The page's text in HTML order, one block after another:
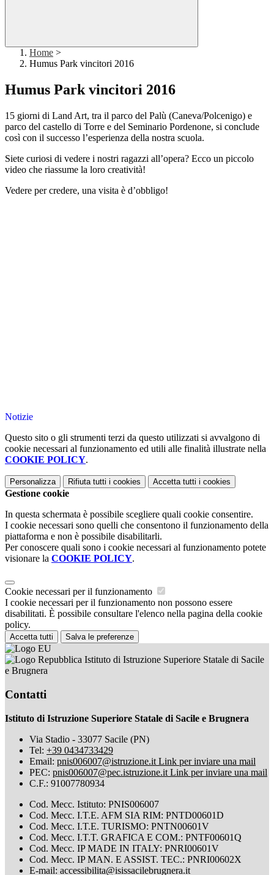
Home >
Humus Park vincitori 2016
Humus Park vincitori 2016
15 giorni di Land Art, tra il parco del Palù (Caneva/Polcenigo) e
parco del castello di Torre e del Seminario Pordenone, si conclude
così con il successo l’esperienza della nostra scuola.
Siete curiosi di vedere i nostri ragazzi all’opera? Ecco un piccolo
video che riassume la loro creatività!
Vedere per credere, una visita è d’obbligo!
Notizie
Questo sito o gli strumenti terzi da questo utilizzati si avvalgono di
cookie necessari al funzionamento ed utili alle finalità illustrate nella
COOKIE POLICY.
Personalizza Rifiuta tutti i cookies Accetta tutti i cookies
Gestione cookie
In questa schermata è possibile scegliere quali cookie consentire.
I cookie necessari sono quelli che consentono il funzionamento della
piattaforma e non è possibile disabilitarli.
Per conoscere quali sono i cookie necessari al funzionamento potete
visionare la COOKIE POLICY.
Cookie necessari per il funzionamento
I cookie necessari per il funzionamento non possono essere
disabilitati. È possibile consultare l'elenco nella pagina della cookie
policy.
Accetta tutti Salva le preferenze
Istituto di Istruzione Superiore Statale di Sacile
e Brugnera
Contatti
Istituto di Istruzione Superiore Statale di Sacile e Brugnera
Via Stadio - 33077 Sacile (PN)
Tel: +39 0434733429
Email: pnis006007@istruzione.it Link per inviare una mail
PEC: pnis006007@pec.istruzione.it Link per inviare una mail
C.F.: 91007780934
Cod. Mecc. Istituto: PNIS006007
Cod. Mecc. I.T.E. AFM SIA RIM: PNTD00601D
Cod. Mecc. I.T.E. TURISMO: PNTN00601V
Cod. Mecc. I.T.T. GRAFICA E COM.: PNTF00601Q
Cod. Mecc. IP MADE IN ITALY: PNRI00601V
Cod. Mecc. IP MAN. E ASSIST. TEC.: PNRI00602X
E-mail: accessibilita@isissacilebrugnera.it